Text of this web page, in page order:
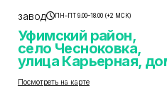
завод ПН–ПТ 9.00–18.00 (+2 МСК)
Уфимский район,
село Чесноковка,
улица Карьерная,
Посмотреть на карте